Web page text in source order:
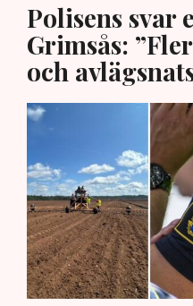
Polisens svar
Grimsås:
och